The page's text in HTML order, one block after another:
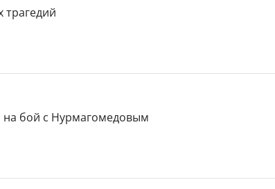
трагедий
на бой с Нурмагомедовым